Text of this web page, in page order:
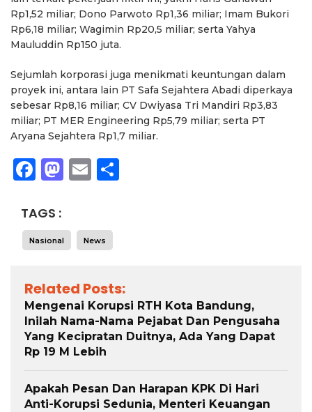
Rp1,52 miliar; Dono Parwoto Rp1,36 miliar; Imam Bukori
Rp6,18 miliar; Wagimin Rp20,5 miliar; serta Yahya
Mauluddin Rp150 juta.
Sejumlah korporasi juga menikmati keuntungan dalam
proyek ini, antara lain PT Safa Sejahtera Abadi diperkaya
sebesar Rp8,16 miliar; CV Dwiyasa Tri Mandiri Rp3,83
miliar; PT MER Engineering Rp5,79 miliar; serta PT
Aryana Sejahtera Rp1,7 miliar.
Facebook
Mastodon
Email
TAGS :
Nasional News
Related Posts:
Mengenai Korupsi RTH Kota Bandung,
Inilah Nama-Nama Pejabat Dan Pengusaha
Yang Kecipratan Duitnya, Ada Yang Dapat
Rp 19 M Lebih
Apakah Pesan Dan Harapan KPK Di Hari
Anti-Korupsi Sedunia, Menteri Keuangan